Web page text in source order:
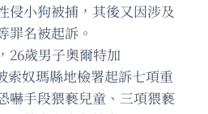
侵小狗被捕，其後又因涉及
罪名被起訴。
26歲男子奧爾特加
索奴瑪縣地檢署起訴七項重
嚇手段猥褻兒童、三項猥褻